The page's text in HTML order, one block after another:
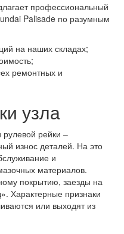
профессиональный
Palisade по разумным
на наших складах;
ремонтных и
узла
рейки –
износ деталей. На это
и
материалов.
покрытию, заезды на
Характерные признаки
или выходят из